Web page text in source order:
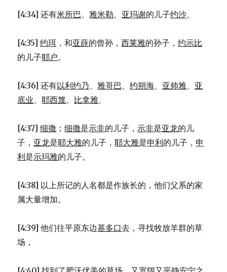
[4:34] 还有米所巴、雅米勒、 亚玛谢的儿子约沙、
[4:35]约珥 ，和亚薛的曾孙，西莱雅的孙子，约示比
的儿子耶户。
[4:36] 还有以利约乃、雅哥巴、约朔海、 亚帅雅、 亚
底业、耶西篾、 比拿雅、
[4:37]细撒 ；细撒是示非的儿子，示非是亚龙的儿
子， 亚龙是耶大雅的儿子，耶大雅是申利的儿子， 申
利是示玛雅的儿子。
[4:38] 以上所记的人名都是作族长的，他们父系的家
属大量增加。
[4:39] 他们往平原东边基多口去，寻找牧放羊群的草
场，